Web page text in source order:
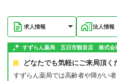
求人情報 法人情報
すずらん薬局 五日市観音店 株式会
どなたでも気軽にご来局頂く
すずらん薬局では高齢者や障がい